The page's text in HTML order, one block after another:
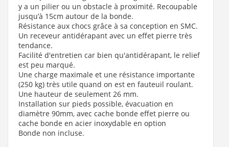
y a un pilier ou un obstacle à proximité. Recoupable
jusqu’à 15cm autour de la bonde.
Résistance aux chocs grâce à sa conception en SMC.
Un receveur antidérapant avec un effet pierre très
tendance.
Facilité d'entretien car bien qu'antidérapant, le relief
est peu marqué.
Une charge maximale et une résistance importante
(250 kg) très utile quand on est en fauteuil roulant.
Une hauteur de seulement 26 mm.
Installation sur pieds possible, évacuation en
diamètre 90mm, avec cache bonde effet pierre ou
cache bonde en acier inoxydable en option
Bonde non incluse.